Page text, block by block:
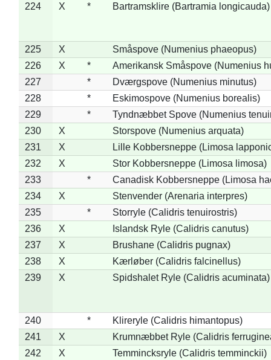
224
X * Bartramsklire (Bartramia longicauda)
225 X
Småspove (Numenius phaeopus)
226
X *
Amerikansk Småspove (Numenius
227
*
Dværgspove (Numenius minutus)
228
*
Eskimospove (Numenius borealis)
229
*
Tyndnæbbet Spove (Numenius
230
X
Storspove (Numenius arquata)
231
X
Lille Kobbersneppe (Limosa
232
X
Stor Kobbersneppe (Limosa limosa)
233
*
Canadisk Kobbersneppe (Limosa
234
X
Stenvender (Arenaria interpres)
235
*
Storryle (Calidris tenuirostris)
236
X
Islandsk Ryle (Calidris canutus)
237
X
Brushane (Calidris pugnax)
238
X
Kærløber (Calidris falcinellus)
239
X Spidshalet Ryle (Calidris acuminata)
240 *
Klireryle (Calidris himantopus)
241
X
Krumnæbbet Ryle (Calidris
242
X
Temmincksryle (Calidris temminckii)